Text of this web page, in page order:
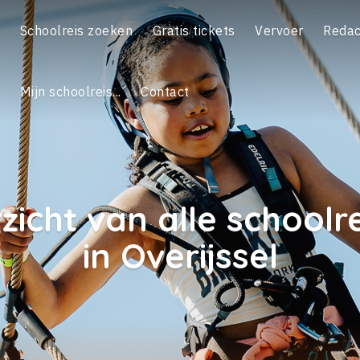
Schoolreis zoeken Gratis tickets Vervoer
Mijn schoolreis... Contact
van alle
in Overijssel